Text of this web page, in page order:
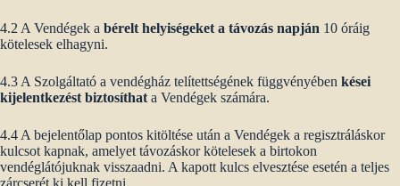
4.2 A Vendégek a bérelt helyiségeket a távozás napján 10 óráig
kötelesek elhagyni.
4.3 A Szolgáltató a vendégház telítettségének függvényében kései
kijelentkezést biztosíthat a Vendégek számára.
4.4 A bejelentőlap pontos kitöltése után a Vendégek a regisztráláskor
kulcsot kapnak, amelyet távozáskor kötelesek a birtokon
vendéglátójuknak visszaadni. A kapott kulcs elvesztése esetén a teljes